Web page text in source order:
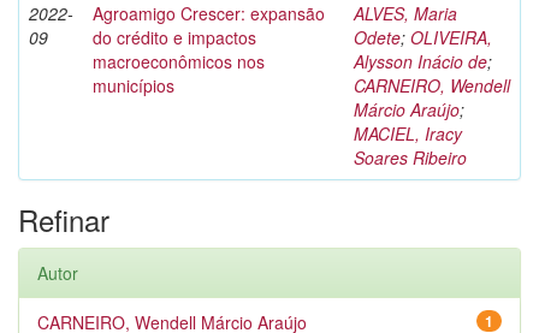
2022-
09
Agroamigo Crescer: expansão
do crédito e impactos
macroeconômicos nos
municípios
ALVES, Maria
Odete; OLIVEIRA,
Alysson Inácio de;
CARNEIRO, Wendell
Márcio Araújo;
MACIEL, Iracy
Soares Ribeiro
Refinar
Autor
1
CARNEIRO, Wendell Márcio Araújo